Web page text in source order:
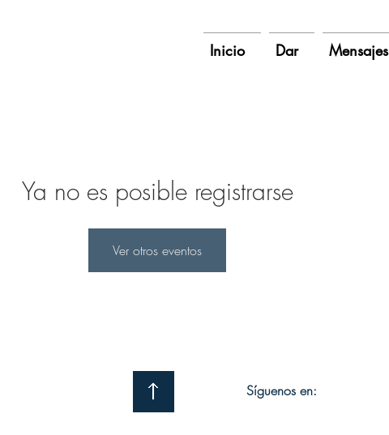
Inicio Dar Mensajes
Ya no es posible registrarse
Ver otros eventos
Síguenos en: